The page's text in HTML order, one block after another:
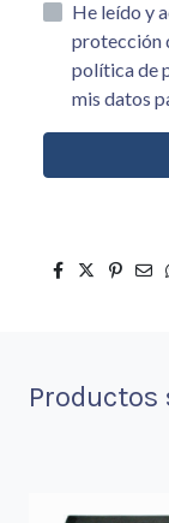
He leído y acepto la
protección de datos asi
política de privacidad y
mis datos
Productos